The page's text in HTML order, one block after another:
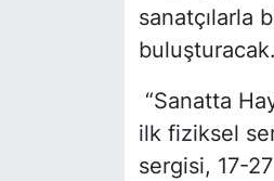
sanatçılarla
buluşturacak.
“Sanatta
ilk fiziksel
sergisi, 17-